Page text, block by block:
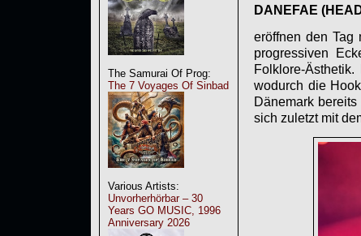
The Samurai Of Prog:
The 7 Voyages Of Sinbad
Various Artists:
Unvorherhörbar – 30
Years GO MUSIC, 1996
Anniversary 2026
DANEFAE
eröffnen den Tag
progressiven
Folklore-
wodurch die
Dänemark
sich zuletzt mit